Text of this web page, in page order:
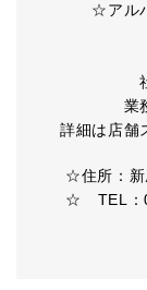
☆アル
業
詳細は店舗
☆住所：
☆ TEL：